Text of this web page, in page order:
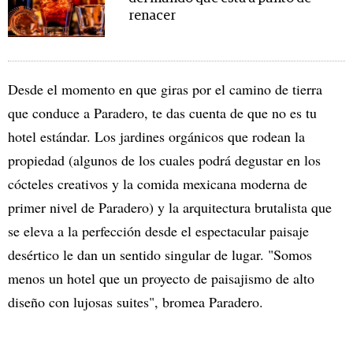
renacer
Desde el momento en que giras por el camino de tierra
que conduce a Paradero, te das cuenta de que no es tu
hotel estándar. Los jardines orgánicos que rodean la
propiedad (algunos de los cuales podrá degustar en los
cócteles creativos y la comida mexicana moderna de
primer nivel de Paradero) y la arquitectura brutalista que
se eleva a la perfección desde el espectacular paisaje
desértico le dan un sentido singular de lugar. "Somos
menos un hotel que un proyecto de paisajismo de alto
diseño con lujosas suites", bromea Paradero.